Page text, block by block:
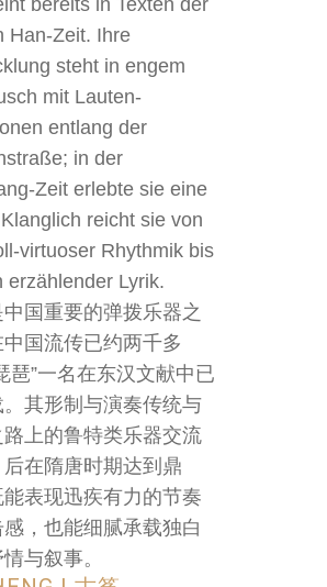
bereits in Texten der
Han-Zeit. Ihre
steht in engem
mit Lauten-
entlang der
in der
Zeit erlebte sie eine
reicht sie von
virtuoser Rhythmik bis
erzählender Lyrik.
国重要的弹拨乐器之
国流传已约两千多
琶”一名在东汉文献中已
。其形制与演奏传统与
路上的鲁特类乐器交流
后在隋唐时期达到鼎
能表现迅疾有力的节奏
，也能细腻承载独白
与叙事。